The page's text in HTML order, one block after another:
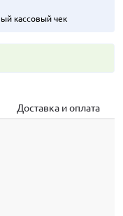
кассовый чек
Доставка и оплата